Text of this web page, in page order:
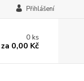
Přihlášení
0ks
za 0,00 Kč